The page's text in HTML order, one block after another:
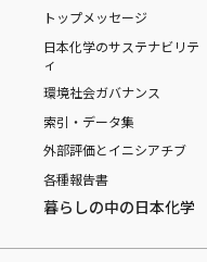
トップメッセージ
日本化学のサステナビリテ
ィ
環境社会ガバナンス
索引・データ集
外部評価とイニシアチブ
各種報告書
暮らしの中の日本化学